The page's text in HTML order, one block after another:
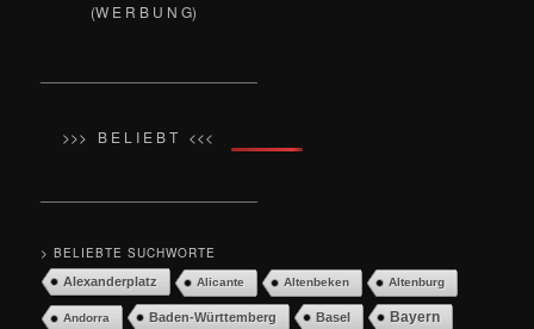
(W E R B U N G)
>>> B E L I E B T <<<
> BELIEBTE SUCHWORTE
Alexanderplatz Alicante Altenbeken Altenburg
Andorra Baden-Württemberg Basel Bayern